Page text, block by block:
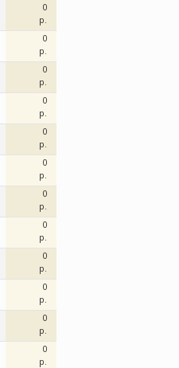
0
p.
0
p.
0
p.
0
p.
0
p.
0
p.
0
p.
0
p.
0
p.
0
p.
0
p.
0
p.